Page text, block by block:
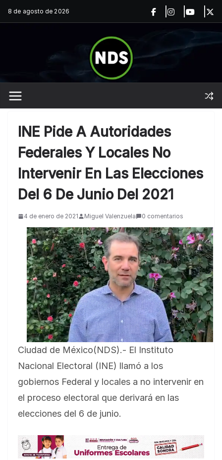
Saltar
al
8 de agosto de 2026
INE Pide A Autoridades
Federales Y Locales No
Intervenir En Las Elecciones
Del 6 De Junio Del 2021
4 de enero de 2021 Miguel Valenzuela 0 comentarios
Ciudad de México(NDS).- El Instituto
Nacional Electoral (INE) llamó a los
gobiernos Federal y locales a no intervenir en
el proceso electoral que derivará en las
elecciones del 6 de junio.